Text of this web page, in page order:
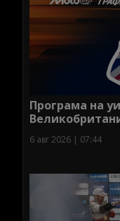
Програма на
6 авг 2026 | 07:44